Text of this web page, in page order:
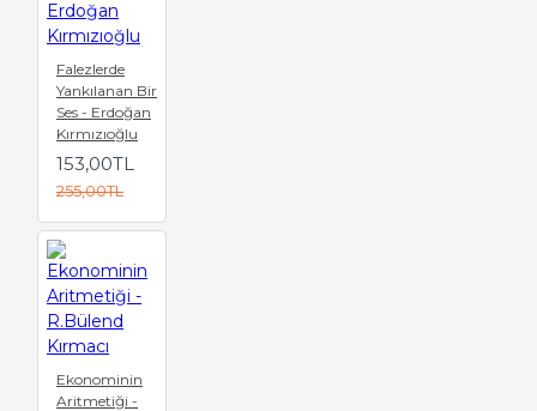
Falezlerde
Yankılanan Bir
Ses - Erdoğan
Kırmızıoğlu
153,00TL
255,00TL
Ekonominin
Aritmetiği -